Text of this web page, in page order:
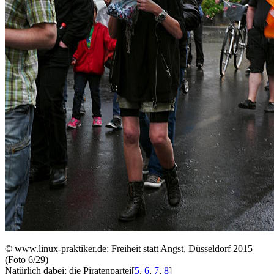
© www.linux-praktiker.de: Freiheit statt Angst, Düsseldorf 2015
(Foto 6/29)
Natürlich dabei: die Piratenpartei[5, 6, 7, 8]